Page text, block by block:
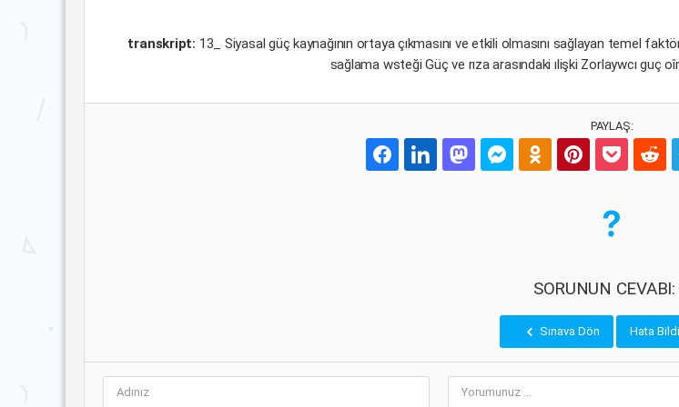
transkript: 13_ Siyasal güç kaynağının ortaya çıkmasını ve etkili olmasını sağlayan temel
sağlama wsteği Güç ve rıza arasındaki ılişki Zorlaywcı guç
PAYLAŞ:
SORUNUN CEVABI:
Sınava Dön Hata